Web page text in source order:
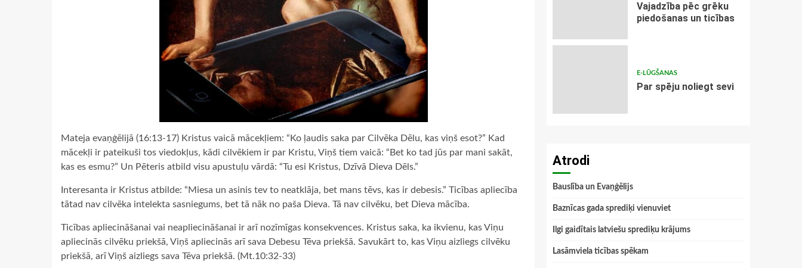
Mateja evaņģēlijā (16:13-17) Kristus vaicā mācekļiem: “Ko ļaudis saka par Cilvēka Dēlu, kas viņš esot?” Kad
mācekļi ir pateikuši tos viedokļus, kādi cilvēkiem ir par Kristu, Viņš tiem vaicā: “Bet ko tad jūs par mani sakāt,
kas es esmu?” Un Pēteris atbild visu apustuļu vārdā: “Tu esi Kristus, Dzīvā Dieva Dēls.”
Interesanta ir Kristus atbilde: “Miesa un asinis tev to neatklāja, bet mans tēvs, kas ir debesis.” Ticības apliecība
tātad nav cilvēka intelekta sasniegums, bet tā nāk no paša Dieva. Tā nav cilvēku, bet Dieva mācība.
Ticības apliecināšanai vai neapliecināšanai ir arī nozīmīgas konsekvences. Kristus saka, ka ikvienu, kas Viņu
apliecinās cilvēku priekšā, Viņš apliecinās arī sava Debesu Tēva priekšā. Savukārt to, kas Viņu aizliegs cilvēku
priekšā, arī Viņš aizliegs sava Tēva priekšā. (Mt.10:32-33)
Vajadzība pēc grēku
piedošanas un ticības
E-LŪGŠANAS
Par spēju noliegt sevi
Atrodi
Bauslība un Evaņģēlijs
Baznīcas gada sprediķi vienuviet
Ilgi gaidītais latviešu sprediķu krājums
Lasāmviela ticības spēkam